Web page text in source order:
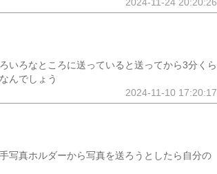
いろなところに送っていると送ってから3分くら
んでしょう
2024-11-10 17:20:17
写真ホルダーから写真を送ろうとしたら自分の